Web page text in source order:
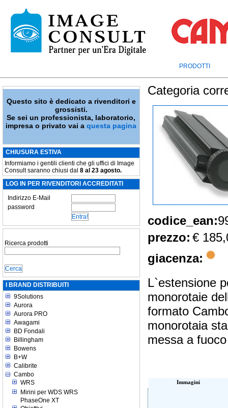
PRODOTTI
Questo sito è dedicato a rivenditori e
grossisti.
Se sei un professionista, laboratorio,
impresa o privato vai aquesta pagina
CHIUSURA ESTIVA
Informiamo i gentili clienti che gli uffici di Image
Consult saranno chiusi dal 8 al 23 agosto.
LOG IN PER RIVENDITORI ACCREDITATI
Indirizzo E-Mail
password
Ricerca prodotti
I BRAND DISTRIBUITI
9Solutions
Aurora
Aurora PRO
Awagami
BD Fondali
Billingham
Bowens
B+W
Calibrite
Cambo
WRS
Mirini per WDS WRS
PhaseOne XT
Categoria
codice_ean:
prezzo: €
giacenza:
L`estensione
monorotaie
formato
monorotaia
messa a
Immagini